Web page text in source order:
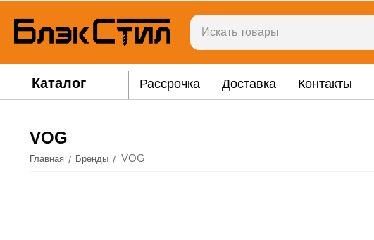
Каталог Рассрочка Доставка Контакты
VOG
Главная / Бренды / VOG